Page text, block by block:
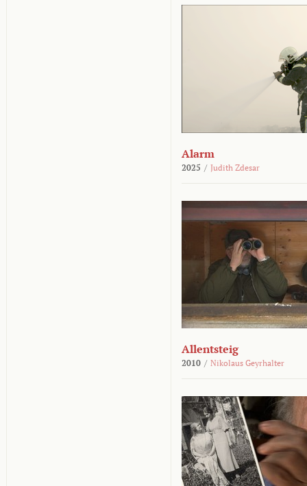
Alarm
2025 / Judith Zdesar
Allentsteig
2010 / Nikolaus Geyrhalter